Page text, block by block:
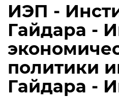
ИЭП -
Гайдара -
политики
Гайдара -